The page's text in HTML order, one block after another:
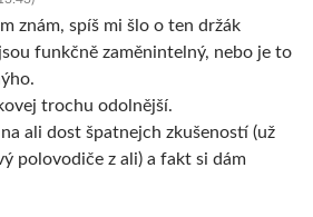
znám, spíš mi šlo o ten držák
funkčně zaměnintelný, nebo je to
trochu odolnější.
ali dost špatnejch zkušeností (už
polovodiče z ali) a fakt si dám